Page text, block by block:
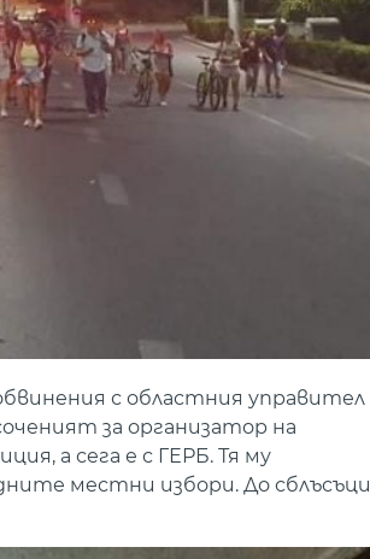
с областния управител
за организатор на
а сега е с ГЕРБ. Тя му
местни избори. До сблъсъци